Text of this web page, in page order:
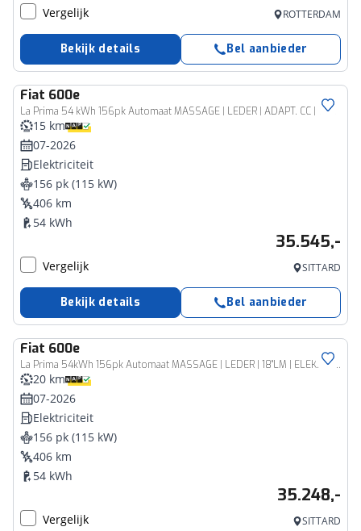
Vergelijk ROTTERDAM
Bekijk details Bel aanbieder
Fiat 600e
La Prima 54 kWh 156pk Automaat MASSAGE | LEDER | ADAPT. CC | 18''LM | CAMERA | DODE HOEK
15 km
07-2026
Elektriciteit
156 pk (115 kW)
406 km
54 kWh
35.545,-
Vergelijk SITTARD
Bekijk details Bel aanbieder
Fiat 600e
La Prima 54kWh 156pk Automaat MASSAGE | LEDER | 18''LM | ELEK. ACHTERKLEP | CAMERA | DAB | ADAP. CRUISE
20 km
07-2026
Elektriciteit
156 pk (115 kW)
406 km
54 kWh
35.248,-
Vergelijk SITTARD